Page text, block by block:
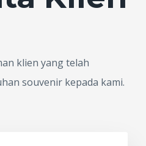
klien yang telah
souvenir kepada kami.